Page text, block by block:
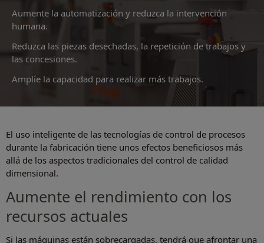
Aumente la automatización y reduzca la intervención
humana.
Reduzca las piezas desechadas, la repetición de trabajos y
las concesiones.
Amplíe la capacidad para realizar más trabajos.
El uso inteligente de las tecnologías de control de procesos
durante la fabricación tiene unos efectos beneficiosos más
allá de los aspectos tradicionales del control de calidad
dimensional.
Aumente el rendimiento con los
recursos actuales
Si las máquinas están sobrecargadas, tendrá que afrontar una